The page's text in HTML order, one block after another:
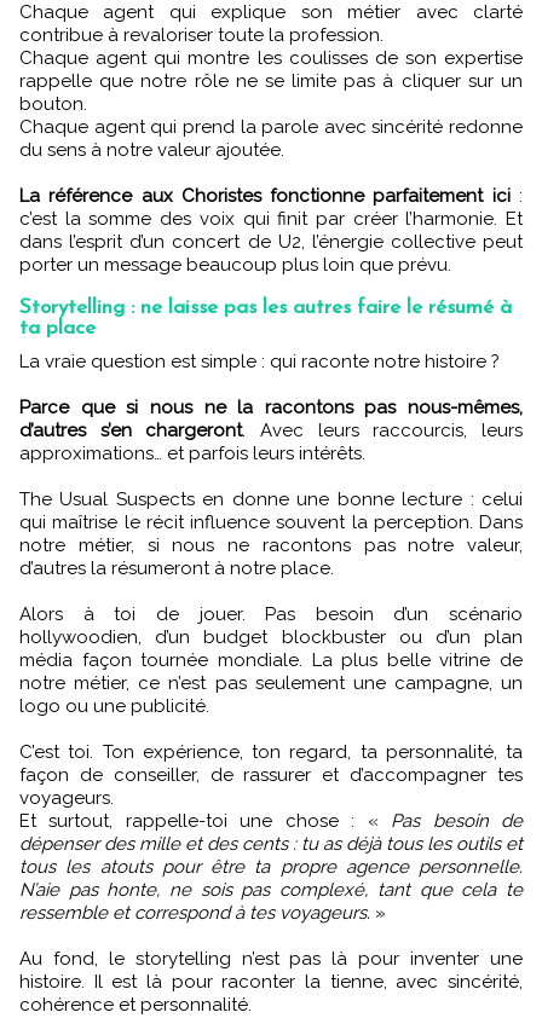
Chaque agent qui explique son métier avec clarté
contribue à revaloriser toute la profession.
Chaque agent qui montre les coulisses de son expertise
rappelle que notre rôle ne se limite pas à cliquer sur un
bouton.
Chaque agent qui prend la parole avec sincérité redonne
du sens à notre valeur ajoutée.
La référence aux Choristes fonctionne parfaitement ici:
c’est la somme des voix qui finit par créer l’harmonie. Et
dans l’esprit d’un concert de U2, l’énergie collective peut
porter un message beaucoup plus loin que prévu.
Storytelling : ne laisse pas les autres faire le résumé à
ta place
La vraie question est simple : qui raconte notre histoire ?
Parce que si nous ne la racontons pas nous-mêmes,
d’autres s’en chargeront. Avec leurs raccourcis, leurs
approximations… et parfois leurs intérêts.
The Usual Suspects en donne une bonne lecture : celui
qui maîtrise le récit influence souvent la perception. Dans
notre métier, si nous ne racontons pas notre valeur,
d’autres la résumeront à notre place.
Alors à toi de jouer. Pas besoin d’un scénario
hollywoodien, d’un budget blockbuster ou d’un plan
média façon tournée mondiale. La plus belle vitrine de
notre métier, ce n’est pas seulement une campagne, un
logo ou une publicité.
C’est toi. Ton expérience, ton regard, ta personnalité, ta
façon de conseiller, de rassurer et d’accompagner tes
voyageurs.
Et surtout, rappelle-toi une chose : « Pas besoin de
dépenser des mille et des cents : tu as déjà tous les outils et
tous les atouts pour être ta propre agence personnelle.
N’aie pas honte, ne sois pas complexé, tant que cela te
ressemble et correspond à tes voyageurs. »
Au fond, le storytelling n’est pas là pour inventer une
histoire. Il est là pour raconter la tienne, avec sincérité,
cohérence et personnalité.